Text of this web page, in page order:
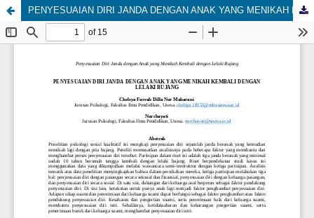
PENYESUAIAN DIRI JANDA DENGAN ANAK YANG MENIKAH KEMBALI DENGAN LELAKI BUJANG